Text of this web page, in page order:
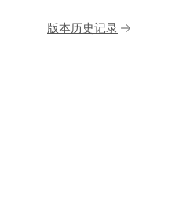
版本历史记录